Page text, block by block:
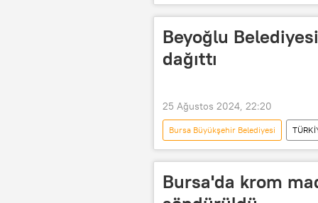
Orman Genel Müdürlüğü
Beyoğlu
dağıttı
25 Ağustos 2024, 22:20
Bursa Büyükşehir Belediyesi
Domates
Bursa'da krom